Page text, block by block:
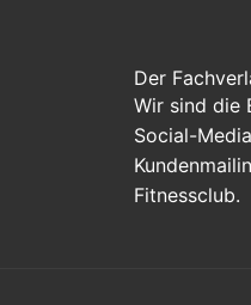
Der
Wir sind die
Social-
Fitnessclub.